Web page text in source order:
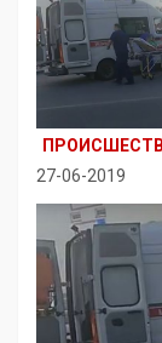
27-06-2019